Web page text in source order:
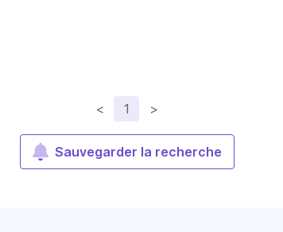
< 1 >
Sauvegarder la recherche